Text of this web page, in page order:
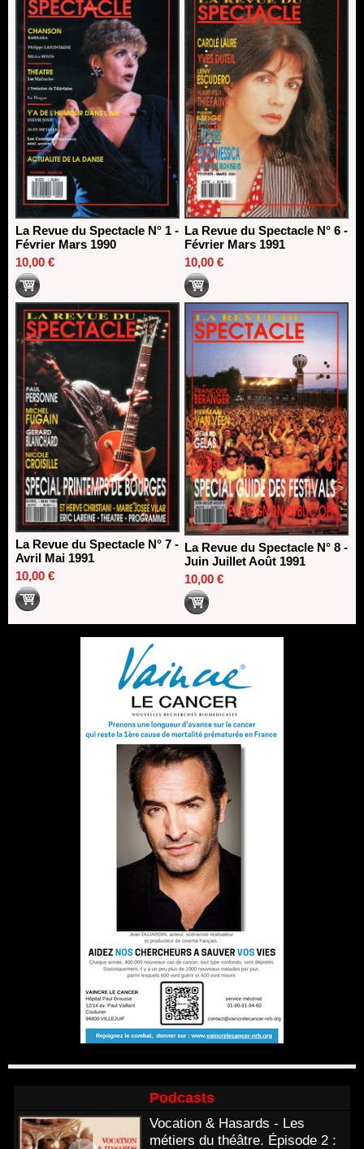
La Revue du Spectacle N° 1 -
Février Mars 1990
10,00 €
La Revue du Spectacle N° 6 -
Février Mars 1991
10,00 €
La Revue du Spectacle N° 7 -
Avril Mai 1991
10,00 €
La Revue du Spectacle N° 8 -
Juin Juillet Août 1991
10,00 €
Podcasts
Vocation & Hasards - Les
métiers du théâtre. Épisode 2 :